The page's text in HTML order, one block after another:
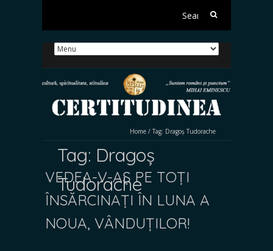
Search
Home / Tag: Dragoș Tudorache
Tag: Dragoș
Tudorache
VEDEA-V-AȘ PE TOȚI
ÎNSĂRCINAȚI ÎN LUNA A
NOUA, VÂNDUȚILOR!